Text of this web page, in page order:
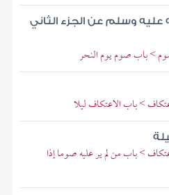
عليه وسلم عن الجزء الثاني
> باب صوم يوم النحر
> باب الاعتكاف ليلا
> باب من لم ير عليه صوما إذا